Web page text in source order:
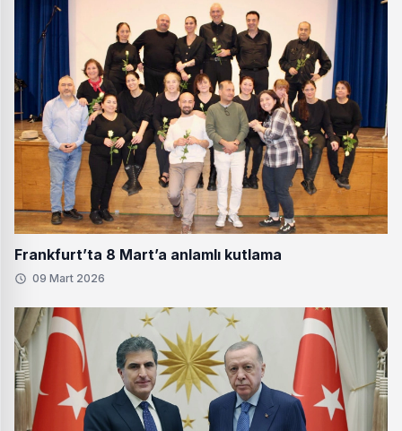
Frankfurt’ta 8 Mart’a anlamlı kutlama
09 Mart 2026